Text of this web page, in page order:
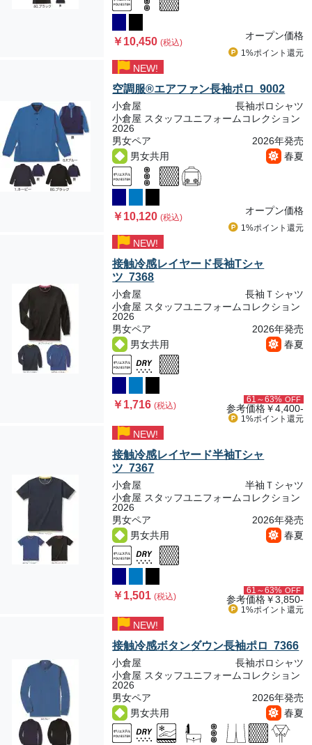
￥10,450(税込)
オープン価格
1%ポイント 還元
NEW!
空調服®エアファン長袖ポロ 9002
小倉屋
長袖ポロシャツ
小倉屋 スタッフユニフォームコレクション
2026
男女ペア
2026年発売
男女共用
春夏
￥10,120(税込)
オープン価格
1%ポイント 還元
NEW!
接触冷感レイヤード長袖Tシャ
ツ 7368
小倉屋
長袖Ｔシャツ
小倉屋 スタッフユニフォームコレクション
2026
男女ペア
2026年発売
男女共用
春夏
￥1,716(税込)
61～63% OFF
参考価格￥4,400-
1%ポイント 還元
NEW!
接触冷感レイヤード半袖Tシャ
ツ 7367
小倉屋
半袖Ｔシャツ
小倉屋 スタッフユニフォームコレクション
2026
男女ペア
2026年発売
男女共用
春夏
￥1,501(税込)
61～63% OFF
参考価格￥3,850-
1%ポイント 還元
NEW!
接触冷感ボタンダウン長袖ポロ 7366
小倉屋
長袖ポロシャツ
小倉屋 スタッフユニフォームコレクション
2026
男女ペア
2026年発売
男女共用
春夏